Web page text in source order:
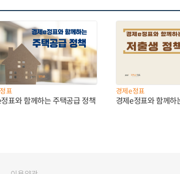
표
표와 함께하는 주택공급 정책
경제e정표
경제e정표와 함께하